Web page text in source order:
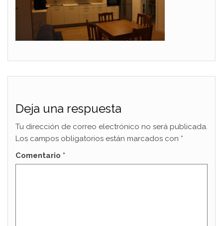
Deja una respuesta
Tu dirección de correo electrónico no será publicada.
Los campos obligatorios están marcados con *
Comentario *